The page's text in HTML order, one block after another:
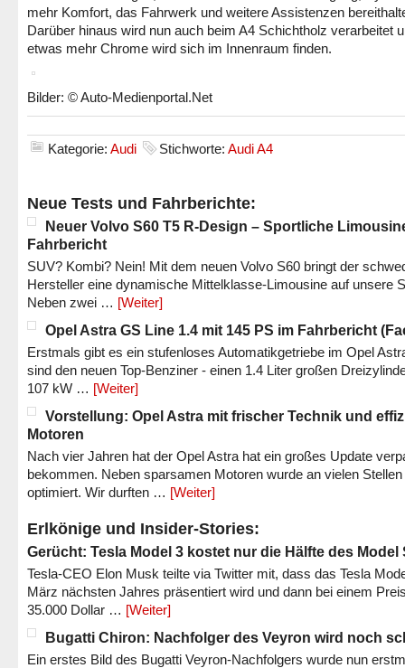
mehr Komfort, das Fahrwerk und weitere Assistenzen
Darüber hinaus wird nun auch beim A4 Schichtholz verarbeitet
etwas mehr Chrome wird sich im Innenraum finden.
Bilder: © Auto-Medienportal.Net
Kategorie: Audi Stichworte: Audi A4
Neue Tests und Fahrberichte:
Neuer Volvo S60 T5 R-Design – Sportliche
Fahrbericht
SUV? Kombi? Nein! Mit dem neuen Volvo S60 bringt der
Hersteller eine dynamische Mittelklasse-Limousine auf unsere
Neben zwei … [Weiter]
Opel Astra GS Line 1.4 mit 145 PS im Fahrbericht
Erstmals gibt es ein stufenloses Automatikgetriebe im Opel
sind den neuen Top-Benziner - einen 1.4 Liter großen
107 kW … [Weiter]
Vorstellung: Opel Astra mit frischer Technik und
Motoren
Nach vier Jahren hat der Opel Astra hat ein großes Update
bekommen. Neben sparsamen Motoren wurde an vielen Stellen
optimiert. Wir durften … [Weiter]
Erlkönige und Insider-Stories:
Gerücht: Tesla Model 3 kostet nur die Hälfte des Model
Tesla-CEO Elon Musk teilte via Twitter mit, dass das Tesla
März nächsten Jahres präsentiert wird und dann bei einem
35.000 Dollar … [Weiter]
Bugatti Chiron: Nachfolger des Veyron wird noch
Ein erstes Bild des Bugatti Veyron-Nachfolgers wurde nun